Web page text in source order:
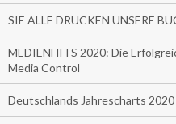
SIE ALLE DRUCKEN UNSERE
MEDIENHITS 2020: Die
Media Control
Deutschlands Jahrescharts 2020